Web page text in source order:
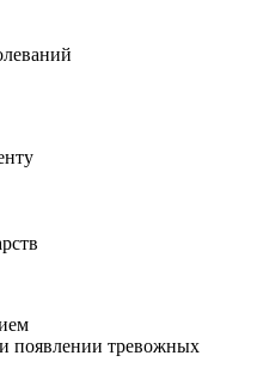
появлении тревожных